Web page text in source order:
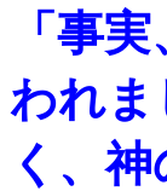
「事
われ
く、